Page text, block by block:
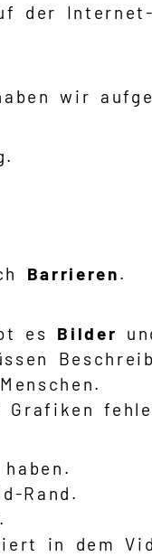
der
wir
Barrieren.
es Bilder
Rand.
in dem